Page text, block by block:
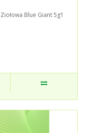
Blue Giant 5g1